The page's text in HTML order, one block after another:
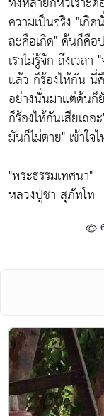
ความเป็นจริง "เกิ
ละคือเกิด"ด้นก็คือ
เราไม่รู้จัก ถึงเวลา
แล้ว ก็ร้องไห้กัน นี่
อย่างนั่นมาแต่ด้นก็
ก็ร้องไห้กันเสียเถอ
มันก็ไม่ตาย" เข้าใจ
"พระธรรมเทศนา"
หลวงปู่ชา สุภัทโท